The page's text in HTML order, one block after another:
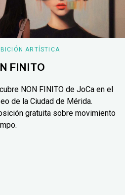
ARTÍSTICA
FINITO
NON FINITO de JoCa en el
de la Ciudad de Mérida.
gratuita sobre movimiento